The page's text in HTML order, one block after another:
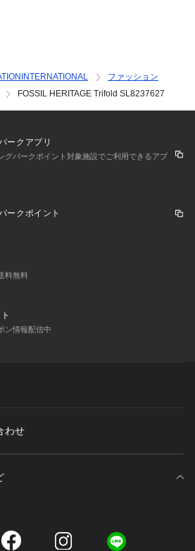
ファッション
FOSSIL HERITAGE Trifold SL8237627
ークアプリ
グパークポイント対象施設でご利用できるアプ
ークポイント
料無料
ン情報配信中
わせ